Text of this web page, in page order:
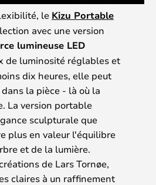
le Kizu Portable
avec une version
lumineuse LED
de luminosité réglables et
dix heures, elle peut
la pièce - là où la
La version portable
sculpturale que
plus en valeur l'équilibre
et de la lumière.
de Lars Tornøe,
claires à un raffinement